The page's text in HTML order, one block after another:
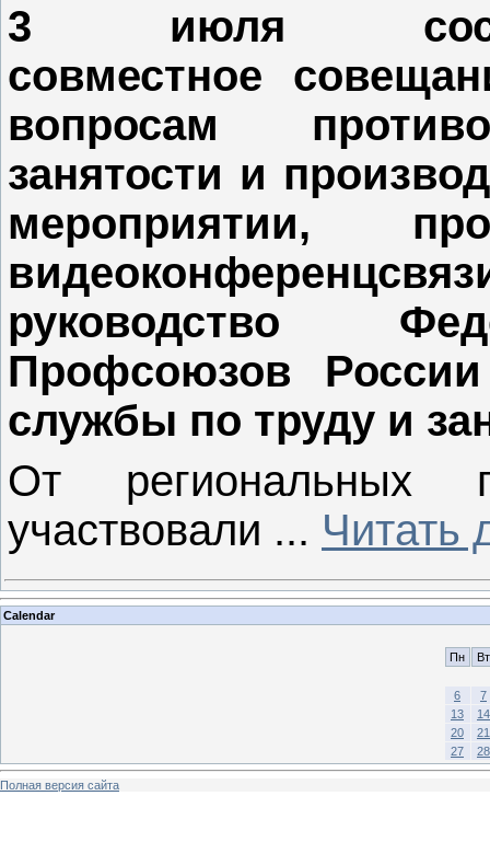
3 июля
совместное
вопросам
занятости и
мероприятии,
руководство
Профсоюзов
службы по труду и
От региональных
участвовали ... Читать
Calendar
Пн Вт
6
7
13
14
20
21
27
28
Полная версия сайта